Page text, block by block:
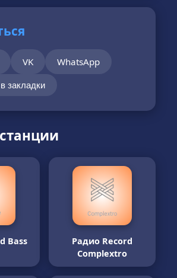
VK WhatsApp
закладки
Bass
Радио Record
Complextro